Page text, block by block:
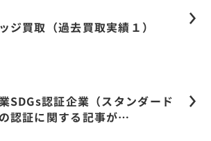
ジ買取（過去買取実績１）
SDGs認証企業（スタンダード
認証に関する記事が…